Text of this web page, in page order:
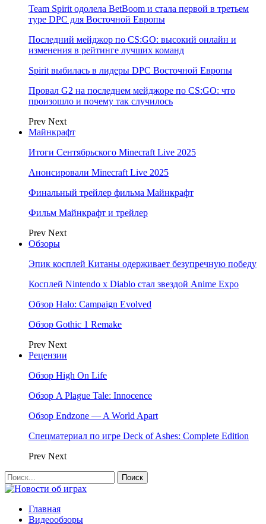
Team Spirit одолела BetBoom и стала первой в третьем
туре DPC для Восточной Европы
Последний мейджор по CS:GO: высокий онлайн и
изменения в рейтинге лучших команд
Spirit выбилась в лидеры DPC Восточной Европы
Провал G2 на последнем мейджоре по CS:GO: что
произошло и почему так случилось
Prev Next
Майнкрафт
Итоги Сентябрьского Minecraft Live 2025
Анонсировали Minecraft Live 2025
Финальный трейлер фильма Майнкрафт
Фильм Майнкрафт и трейлер
Prev Next
Обзоры
Эпик косплей Китаны одерживает безупречную победу
Косплей Nintendo x Diablo стал звездой Anime Expo
Обзор Halo: Campaign Evolved
Обзор Gothic 1 Remake
Prev Next
Рецензии
Обзор High On Life
Обзор A Plague Tale: Innocence
Обзор Endzone — A World Apart
Спецматериал по игре Deck of Ashes: Complete Edition
Prev Next
Главная
Видеообзоры